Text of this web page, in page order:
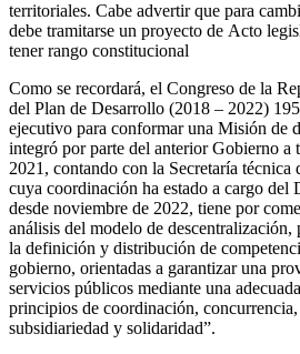
territoriales. Cabe advertir que para
debe tramitarse un proyecto de Acto
tener rango constitucional
Como se recordará, el Congreso de la
del Plan de Desarrollo (2018 – 2022)
ejecutivo para conformar una Misión de
integró por parte del anterior Gobierno a
2021, contando con la Secretaría
cuya coordinación ha estado a cargo del
desde noviembre de 2022, tiene por
análisis del modelo de descentralización,
la definición y distribución de
gobierno, orientadas a garantizar una
servicios públicos mediante una
principios de coordinación,
subsidiariedad y solidaridad”.